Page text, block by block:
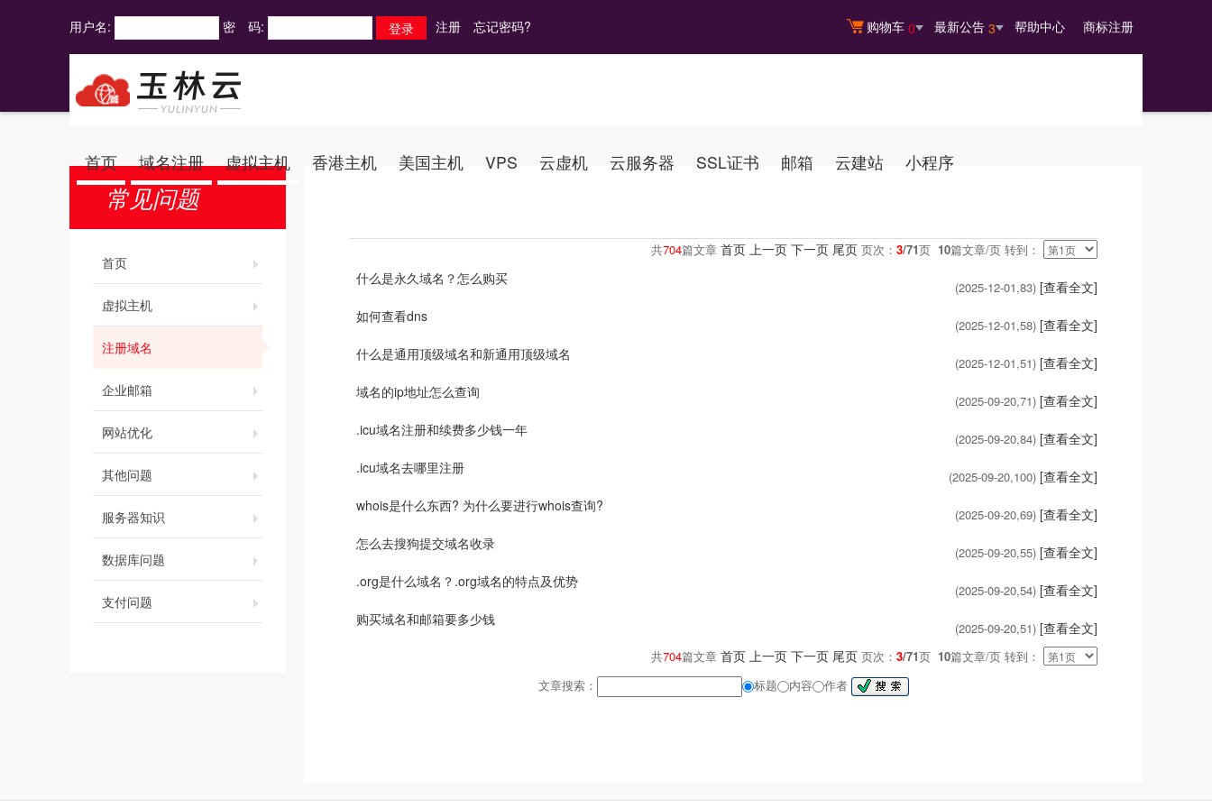
购物车 0 最新公告 3 帮助中心 商标注册
用户名: 密 码: 注册 忘记密码?
首页 域名注册 虚拟主机 香港主机 美国主机 VPS 云虚机 云服务器 SSL证书 邮箱 云建站 小程序
常见问题
首页
虚拟主机
注册域名
企业邮箱
网站优化
其他问题
服务器知识
数据库问题
支付问题
共704篇文章 首页 上一页 下一页 尾页 页次： 3/71页 10篇文章/页 转到：
什么是永久域名？怎么购买
(2025-12-01,83) [查看全文]
如何查看dns
(2025-12-01,58) [查看全文]
什么是通用顶级域名和新通用顶级域名
(2025-12-01,51) [查看全文]
域名的ip地址怎么查询
(2025-09-20,71) [查看全文]
.icu域名注册和续费多少钱一年
(2025-09-20,84) [查看全文]
.icu域名去哪里注册
(2025-09-20,100) [查看全文]
whois是什么东西? 为什么要进行whois查询?
(2025-09-20,69) [查看全文]
怎么去搜狗提交域名收录
(2025-09-20,55) [查看全文]
.org是什么域名？.org域名的特点及优势
(2025-09-20,54) [查看全文]
购买域名和邮箱要多少钱
(2025-09-20,51) [查看全文]
共704篇文章 首页 上一页 下一页 尾页 页次： 3/71页 10篇文章/页 转到：
文章搜索：
标题 内容 作者